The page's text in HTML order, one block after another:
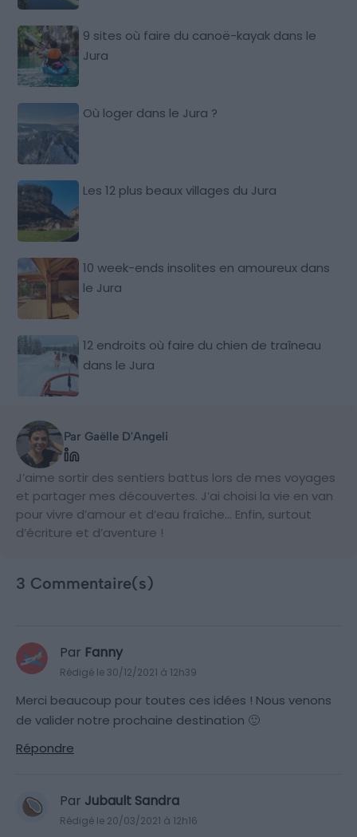
9 sites où faire du canoë-kayak dans le
Jura
Où loger dans le Jura ?
Les 12 plus beaux villages du Jura
10 week-ends insolites en amoureux dans
le Jura
12 endroits où faire du chien de traîneau
dans le Jura
Par Gaëlle D'Angeli
J’aime sortir des sentiers battus lors de mes voyages
et partager mes découvertes. J’ai choisi la vie en van
pour vivre d’amour et d’eau fraîche... Enfin, surtout
d’écriture et d’aventure !
3 Commentaire(s)
Par Fanny
Rédigé le 30/12/2021 à 12h39
Merci beaucoup pour toutes ces idées ! Nous venons
de valider notre prochaine destination 🙂
Répondre
Par Jubault Sandra
Rédigé le 20/03/2021 à 12h16